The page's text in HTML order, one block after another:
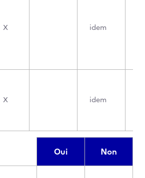
X idem
X idem
Oui Non